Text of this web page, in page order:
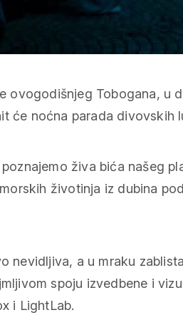
ovogodišnjeg Tobogana, u
će noćna parada divovskih
živa bića našeg
životinja iz dubina
nevidljiva, a u mraku
spoju izvedbene i
i LightLab.